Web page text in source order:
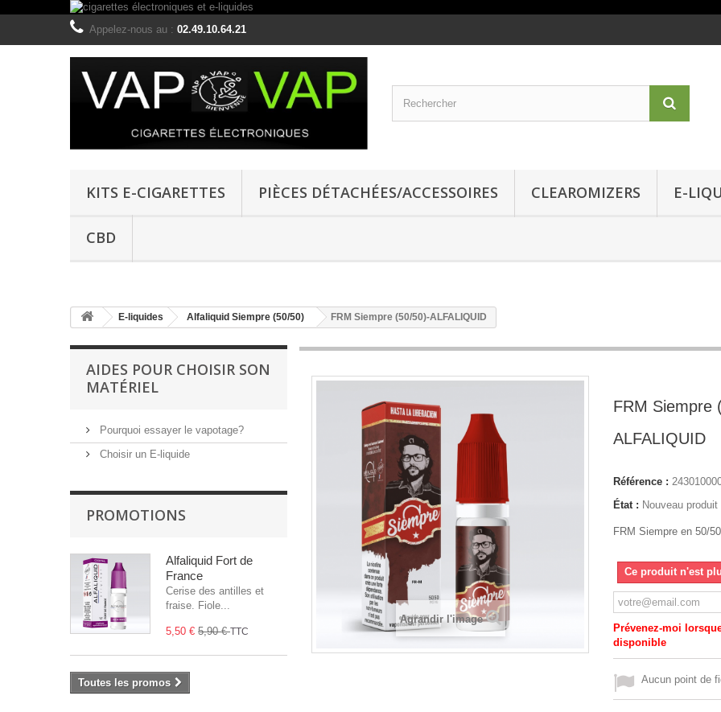
Appelez-nous au : 02.49.10.64.21
KITS E-CIGARETTES PIÈCES DÉTACHÉES/ACCESSOIRES CLEAROMIZERS E-
CBD
E-liquides Alfaliquid Siempre (50/50) FRM Siempre (50/50)-ALFALIQUID
AIDES POUR CHOISIR SON
MATÉRIEL
Pourquoi essayer le vapotage?
Choisir un E-liquide
PROMOTIONS
Alfaliquid Fort de
France
Cerise des antilles et
fraise. Fiole...
5,50 € 5,90 €TTC
Toutes les promos
Agrandir l'image
FRM Siempre
ALFALIQUID
Référence :
État : Nouveau produit
FRM Siempre en 50/
Ce produit n'est
Prévenez-moi
disponible
Aucun point de